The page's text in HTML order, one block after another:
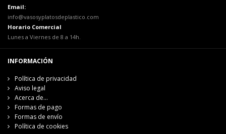
Email:
info@vasosyplatosdeplastico.com
Horario Comercial
Lunes a Viernes de 8 a 14h.
INFORMACIÓN
Política de privacidad
Aviso legal
Acerca de...
Formas de pago
Formas de envío
Política de cookies